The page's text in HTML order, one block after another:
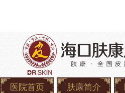
医院首页 肤康简介